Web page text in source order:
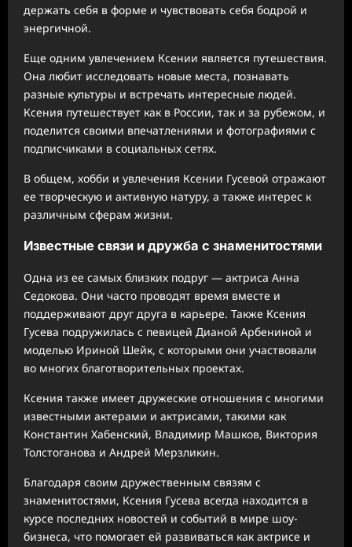
держать себя в форме и чувствовать себя бодрой и
энергичной.
Еще одним увлечением Ксении является путешествия.
Она любит исследовать новые места, познавать
разные культуры и встречать интересные людей.
Ксения путешествует как в России, так и за рубежом, и
поделится своими впечатлениями и фотографиями с
подписчиками в социальных сетях.
В общем, хобби и увлечения Ксении Гусевой отражают
ее творческую и активную натуру, а также интерес к
различным сферам жизни.
Известные связи и дружба с знаменитостями
Одна из ее самых близких подруг — актриса Анна
Седокова. Они часто проводят время вместе и
поддерживают друг друга в карьере. Также Ксения
Гусева подружилась с певицей Дианой Арбениной и
моделью Ириной Шейк, с которыми они участвовали
во многих благотворительных проектах.
Ксения также имеет дружеские отношения с многими
известными актерами и актрисами, такими как
Константин Хабенский, Владимир Машков, Виктория
Толстоганова и Андрей Мерзликин.
Благодаря своим дружественным связям с
знаменитостями, Ксения Гусева всегда находится в
курсе последних новостей и событий в мире шоу-
бизнеса, что помогает ей развиваться как актрисе и